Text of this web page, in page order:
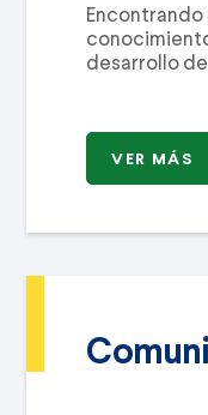
desarrollo
VER MÁS